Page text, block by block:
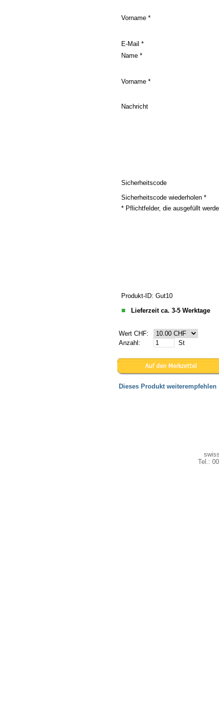
Vorname *
E-Mail *
Name *
Vorname *
Nachricht
Sicherheitscode
Sicherheitscode wiederholen *
* Pflichtfelder, die ausgefüllt
Produkt-ID: Gut10
Lieferzeit ca. 3-5 Werktage
Wert CHF:
Anzahl:
St
Dieses Produkt weiterempfehlen
Tel.: